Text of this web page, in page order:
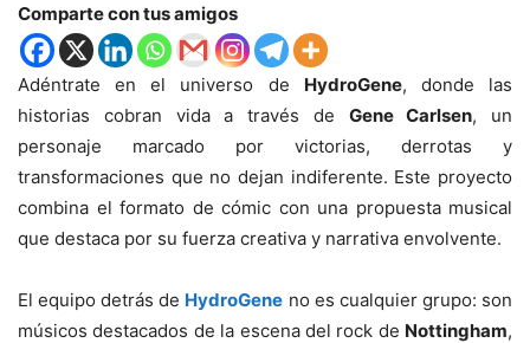
Comparte con tus amigos
Adéntrate en el universo de HydroGene, donde las
historias cobran vida a través de Gene Carlsen, un
personaje marcado por victorias, derrotas y
transformaciones que no dejan indiferente. Este proyecto
combina el formato de cómic con una propuesta musical
que destaca por su fuerza creativa y narrativa envolvente.
El equipo detrás de HydroGene no es cualquier grupo: son
músicos destacados de la escena del rock de Nottingham,